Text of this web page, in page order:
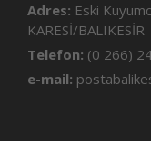
Adres: Eski
KARESİ/BALIKESİR
Telefon: (0 266)
e-mail: